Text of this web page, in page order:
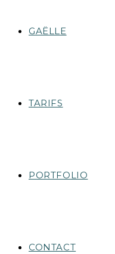
GAËLLE
TARIFS
PORTFOLIO
CONTACT